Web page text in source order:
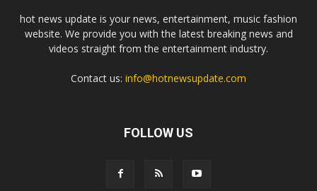
hot news update is your news, entertainment, music fashion
website. We provide you with the latest breaking news and
videos straight from the entertainment industry.
Contact us: info@hotnewsupdate.com
FOLLOW US